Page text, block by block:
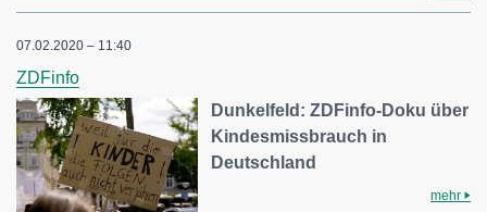
07.02.2020 – 11:40
ZDFinfo
Dunkelfeld: ZDFinfo-Doku über
Kindesmissbrauch in
Deutschland
mehr